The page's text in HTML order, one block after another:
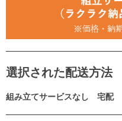
選択された配送方法
組み立てサービスなし 宅配